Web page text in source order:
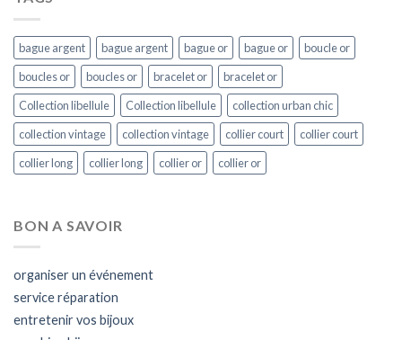
bague argent bague argent bague or bague or
boucle or
boucles or
boucles or bracelet or
bracelet or
Collection libellule
Collection libellule
collection urban chic
collection vintage
collection vintage collier court
collier court
collier long
collier long collier or collier or
BON A SAVOIR
organiser un événement
service réparation
entretenir vos bijoux